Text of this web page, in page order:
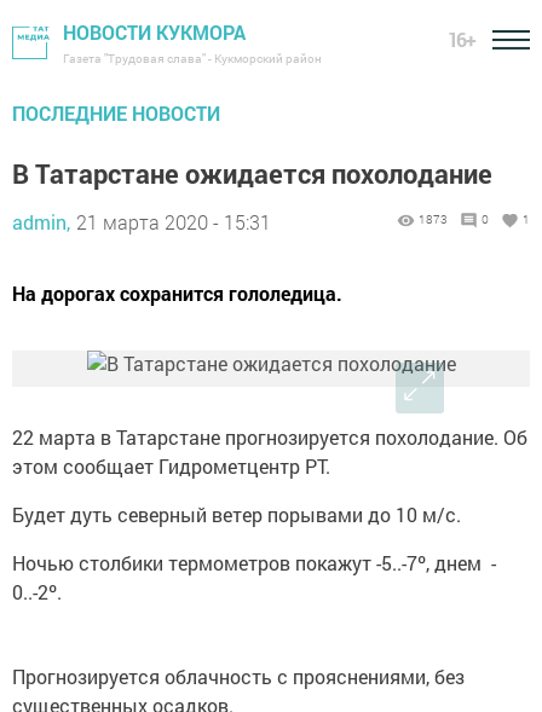
НОВОСТИ КУКМОРА
Газета "Трудовая слава" - Кукморский район
16+
ПОСЛЕДНИЕ НОВОСТИ
В Татарстане ожидается похолодание
admin, 21 марта 2020 - 15:31 1873 0 1
На дорогах сохранится гололедица.
22 марта в Татарстане прогнозируется похолодание. Об
этом сообщает Гидрометцентр РТ.
Будет дуть северный ветер порывами до 10 м/с.
Ночью столбики термометров покажут -5..-7º, днем -
0..-2º.
Прогнозируется облачность с прояснениями, без
существенных осадков.